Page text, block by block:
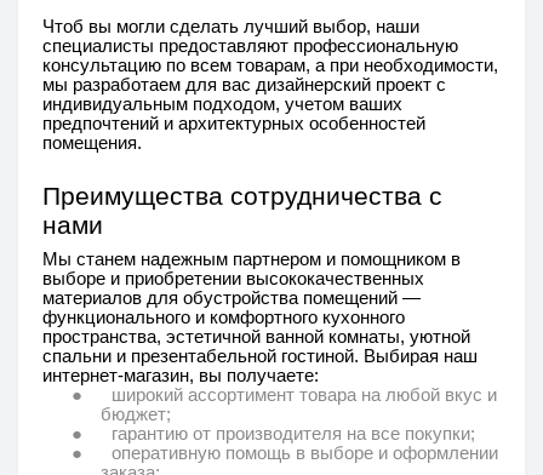
Чтоб вы могли сделать лучший выбор, наши
специалисты предоставляют профессиональную
консультацию по всем товарам, а при необходимости,
мы разработаем для вас дизайнерский проект с
индивидуальным подходом, учетом ваших
предпочтений и архитектурных особенностей
помещения.
Преимущества сотрудничества с
нами
Мы станем надежным партнером и помощником в
выборе и приобретении высококачественных
материалов для обустройства помещений —
функционального и комфортного кухонного
пространства, эстетичной ванной комнаты, уютной
спальни и презентабельной гостиной. Выбирая наш
интернет-магазин, вы получаете:
●
широкий ассортимент товара на любой вкус и
бюджет;
●
гарантию от производителя на все покупки;
●
оперативную помощь в выборе и оформлении